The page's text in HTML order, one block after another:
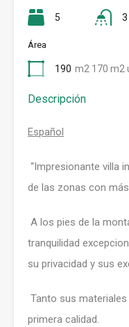
5 3
Área
190 m2 170 m2
Descripción
Español
“Impresionante villa
de las zonas con
A los pies de la
tranquilidad
su privacidad y sus
Tanto sus
primera calidad.